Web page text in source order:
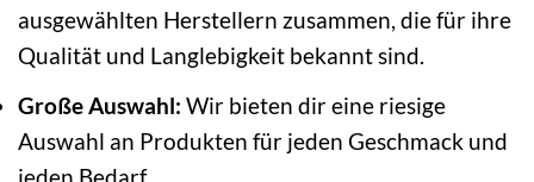
ausgewählten Herstellern zusammen, die für ihre
Qualität und Langlebigkeit bekannt sind.
Große Auswahl: Wir bieten dir eine riesige
Auswahl an Produkten für jeden Geschmack und
jeden Bedarf.